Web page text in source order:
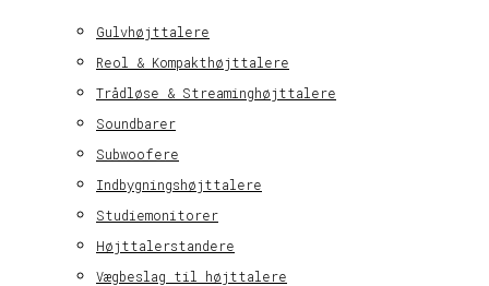
Gulvhøjttalere
Reol & Kompakthøjttalere
Trådløse & Streaminghøjttalere
Soundbarer
Subwoofere
Indbygningshøjttalere
Studiemonitorer
Højttalerstandere
Vægbeslag til højttalere